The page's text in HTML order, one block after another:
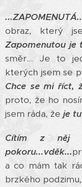
obraz, který
Zapomenutou je
směr... Je to
kterých jsem se
Chce se mi říct,
proto, že ho
jsem ráda, že je
Cítím z něj
pokoru...vděk...
a co mám tak
brzkého